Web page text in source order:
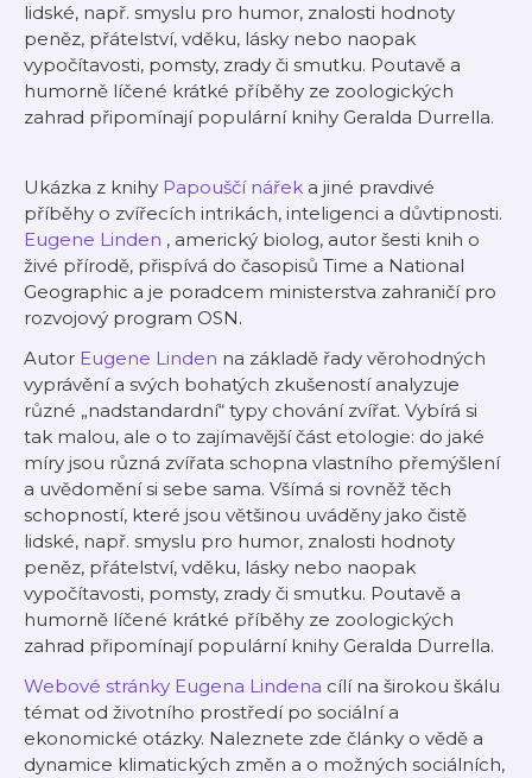
lidské, např. smyslu pro humor, znalosti hodnoty
peněz, přátelství, vděku, lásky nebo naopak
vypočítavosti, pomsty, zrady či smutku. Poutavě a
humorně líčené krátké příběhy ze zoologických
zahrad připomínají populární knihy Geralda Durrella.
Ukázka z knihy Papouščí nářek a jiné pravdivé
příběhy o zvířecích intrikách, inteligenci a důvtipnosti.
Eugene Linden , americký biolog, autor šesti knih o
živé přírodě, přispívá do časopisů Time a National
Geographic a je poradcem ministerstva zahraničí pro
rozvojový program OSN.
Autor Eugene Linden na základě řady věrohodných
vyprávění a svých bohatých zkušeností analyzuje
různé „nadstandardní“ typy chování zvířat. Vybírá si
tak malou, ale o to zajímavější část etologie: do jaké
míry jsou různá zvířata schopna vlastního přemýšlení
a uvědomění si sebe sama. Všímá si rovněž těch
schopností, které jsou většinou uváděny jako čistě
lidské, např. smyslu pro humor, znalosti hodnoty
peněz, přátelství, vděku, lásky nebo naopak
vypočítavosti, pomsty, zrady či smutku. Poutavě a
humorně líčené krátké příběhy ze zoologických
zahrad připomínají populární knihy Geralda Durrella.
Webové stránky Eugena Lindena cílí na širokou škálu
témat od životního prostředí po sociální a
ekonomické otázky. Naleznete zde články o vědě a
dynamice klimatických změn a o možných sociálních,